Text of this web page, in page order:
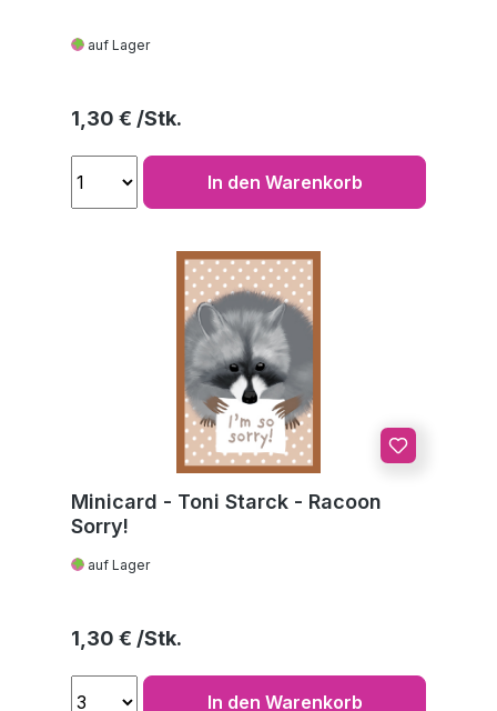
auf Lager
Regulärer Preis:
1,30 €
In den Warenkorb
Minicard - Toni Starck - Racoon
Sorry!
auf Lager
Regulärer Preis:
1,30 €
In den Warenkorb